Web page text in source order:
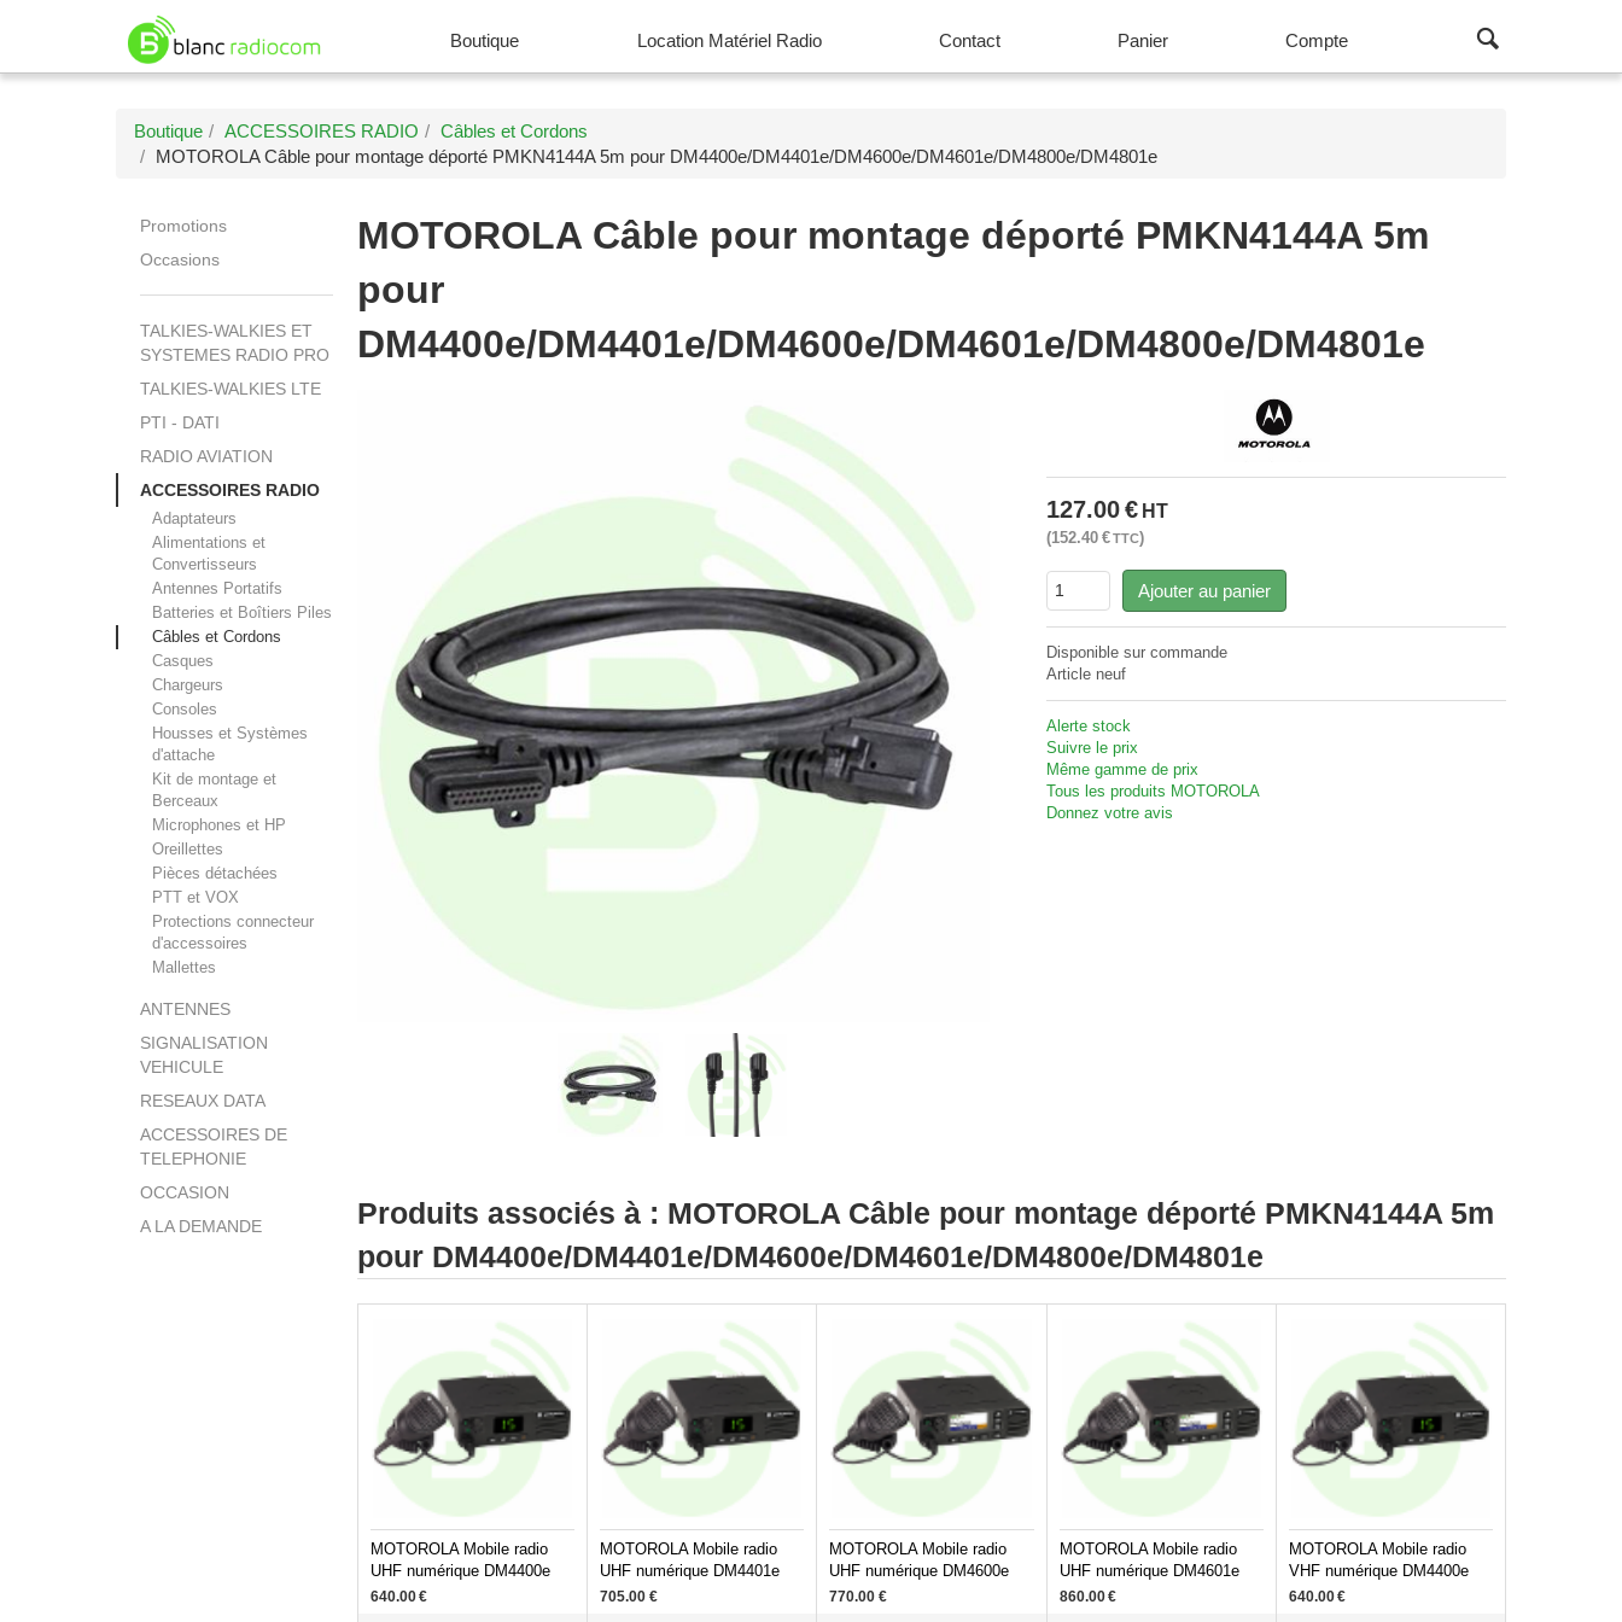
Boutique Location Matériel Radio Contact Panier Compte
Boutique ACCESSOIRES RADIO
Câbles et Cordons
MOTOROLA Câble pour montage déporté PMKN4144A 5m pour DM4400e/DM4401e/DM4600e/DM4601e/DM4800e/DM4801e
Promotions
Occasions
TALKIES-WALKIES ET
SYSTEMES RADIO PRO
TALKIES-WALKIES LTE
PTI - DATI
RADIO AVIATION
ACCESSOIRES RADIO
Adaptateurs
Alimentations et
Convertisseurs
Antennes Portatifs
Batteries et Boîtiers Piles
Câbles et Cordons
Casques
Chargeurs
Consoles
Housses et Systèmes
d'attache
Kit de montage et
Berceaux
Microphones et HP
Oreillettes
Pièces détachées
PTT et VOX
Protections connecteur
d'accessoires
Mallettes
ANTENNES
SIGNALISATION
VEHICULE
RESEAUX DATA
ACCESSOIRES DE
TELEPHONIE
OCCASION
A LA DEMANDE
MOTOROLA Câble pour montage déporté PMKN4144A 5m
pour
DM4400e/DM4401e/DM4600e/DM4601e/DM4800e/DM4801e
127.00€ HT
152.40 €TTC
Ajouter au panier
Disponible sur commande
Article neuf
Alerte stock
Suivre le prix
Même gamme de prix
Tous les produits MOTOROLA
Donnez votre avis
Produits associés à : MOTOROLA Câble pour montage déporté PMKN4144A 5m
pour DM4400e/DM4401e/DM4600e/DM4601e/DM4800e/DM4801e
MOTOROLA Mobile radio
UHF numérique DM4400e
640.00€
MOTOROLA Mobile radio
UHF numérique DM4401e
705.00 €
MOTOROLA Mobile radio
UHF numérique DM4600e
770.00 €
MOTOROLA Mobile radio
UHF numérique DM4601e
860.00 €
MOTOROLA Mobile radio
VHF numérique DM4400e
640.00€